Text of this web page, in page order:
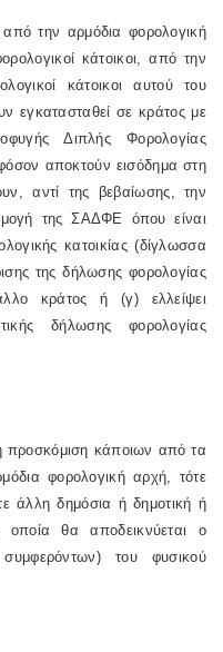
την αρμόδια φορολογική
κάτοικοι, από την
κάτοικοι αυτού του
εγκατασταθεί σε κράτος με
Διπλής Φορολογίας
αποκτούν εισόδημα στη
αντί της βεβαίωσης, την
της ΣΑΔΦΕ όπου είναι
κατοικίας (δίγλωσσα
της δήλωσης φορολογίας
κράτος ή (γ) ελλείψει
δήλωσης φορολογίας
προσκόμιση κάποιων από τα
φορολογική αρχή, τότε
άλλη δημόσια ή δημοτική ή
θα αποδεικνύεται ο
του φυσικού